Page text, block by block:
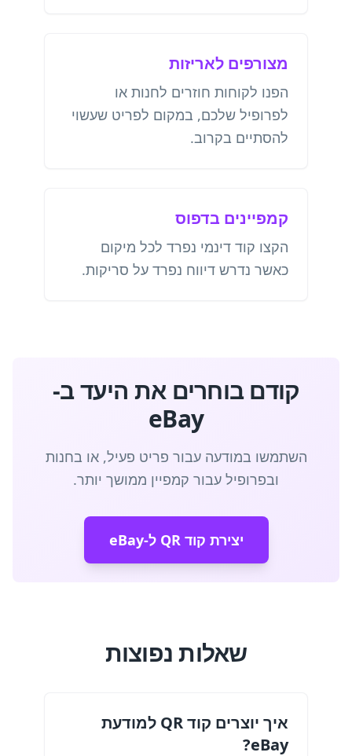
מצורפים לאריזות
הפנו לקוחות חוזרים לחנות או
לפרופיל שלכם, במקום לפריט שעשוי
להסתיים בקרוב.
קמפיינים בדפוס
הקצו קוד דינמי נפרד לכל מיקום
כאשר נדרש דיווח נפרד על סריקות.
קודם בוחרים את היעד ב-
eBay
השתמשו במודעה עבור פריט פעיל, או בחנות
ובפרופיל עבור קמפיין ממושך יותר.
יצירת קוד QR ל-eBay
שאלות נפוצות
איך יוצרים קוד QR למודעת
eBay?